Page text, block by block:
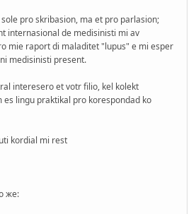
pro skribasion, ma et pro parlasion;
internasional de medisinisti mi av
mie raport di maladitet "lupus" e mi esper
medisinisti present.
interesero et votr filio, kel kolekt
es lingu praktikal pro korespondad ko
kordial mi rest
же: